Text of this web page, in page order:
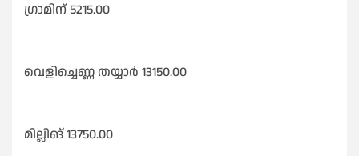
ഗ്രാമിന് 5215.00
വെളിച്ചെണ്ണ തയ്യാർ 13150.00
മില്ലിങ് 13750.00